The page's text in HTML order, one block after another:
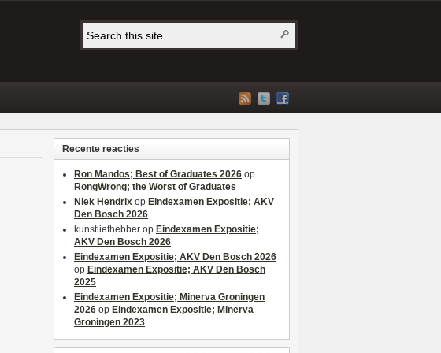
Recente reacties
Ron Mandos; Best of Graduates 2026 op
RongWrong; the Worst of Graduates
Niek Hendrix op Eindexamen Expositie; AKV
Den Bosch 2026
kunstliefhebber op Eindexamen Expositie;
AKV Den Bosch 2026
Eindexamen Expositie; AKV Den Bosch 2026
op Eindexamen Expositie; AKV Den Bosch
2025
Eindexamen Expositie; Minerva Groningen
2026 op Eindexamen Expositie; Minerva
Groningen 2023